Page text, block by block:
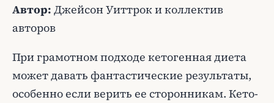
Автор: Джейсон Уиттрок и коллектив
авторов
При грамотном подходе кетогенная диета
может давать фантастические результаты,
особенно если верить ее сторонникам. Кето-